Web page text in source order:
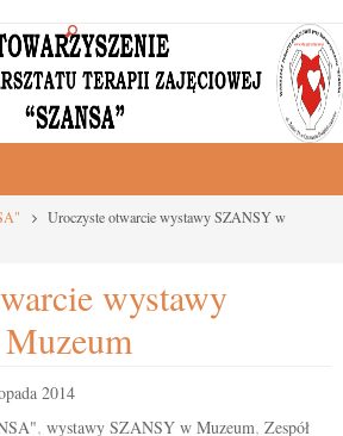
Uroczyste otwarcie wystawy SZANSY w
wystawy
2014
,wystawy SZANSY w Muzeum,Zespół